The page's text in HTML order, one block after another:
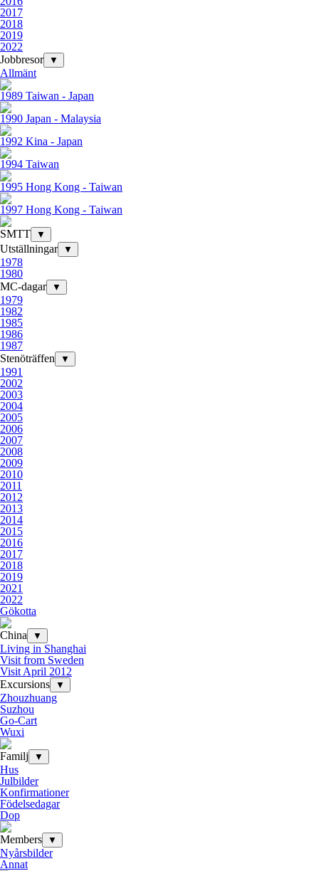
2017
2018
2019
2022
Jobbresor
▼
Allmänt
1989 Taiwan - Japan
1990 Japan - Malaysia
1992 Kina - Japan
1994 Taiwan
1995 Hong Kong - Taiwan
1997 Hong Kong - Taiwan
SMTT
▼
Utställningar ▼
1978
1980
MC-dagar
▼
1979
1982
1985
1986
1987
Stenöträffen
▼
1991
2002
2003
2004
2005
2006
2007
2008
2009
2010
2011
2012
2013
2014
2015
2016
2017
2018
2019
2021
2022
Gökotta
China
▼
Living in Shanghai
Visit from Sweden
Visit April 2012
Excursions
▼
Zhouzhuang
Suzhou
Go-Cart
Wuxi
Familj
▼
Hus
Julbilder
Konfirmationer
Födelsedagar
Dop
Members
▼
Nyårsbilder
Annat